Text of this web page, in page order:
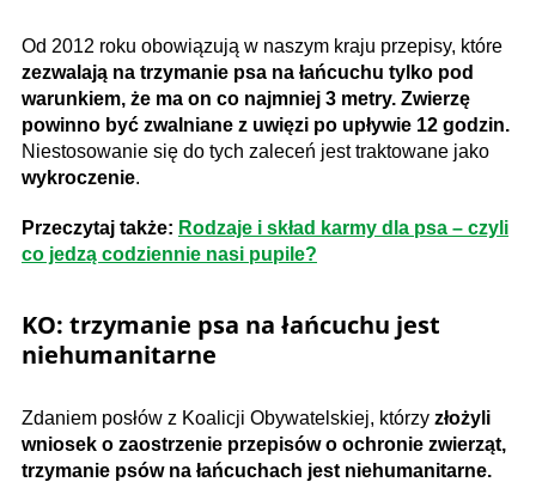
Od 2012 roku obowiązują w naszym kraju przepisy, które
zezwalają na trzymanie psa na łańcuchu tylko pod
warunkiem, że ma on co najmniej 3 metry. Zwierzę
powinno być zwalniane z uwięzi po upływie 12 godzin.
Niestosowanie się do tych zaleceń jest traktowane jako
wykroczenie.
Przeczytaj także: Rodzaje i skład karmy dla psa – czyli
co jedzą codziennie nasi pupile?
KO: trzymanie psa na łańcuchu jest
niehumanitarne
Zdaniem posłów z Koalicji Obywatelskiej, którzy złożyli
wniosek o zaostrzenie przepisów o ochronie zwierząt,
trzymanie psów na łańcuchach jest niehumanitarne.